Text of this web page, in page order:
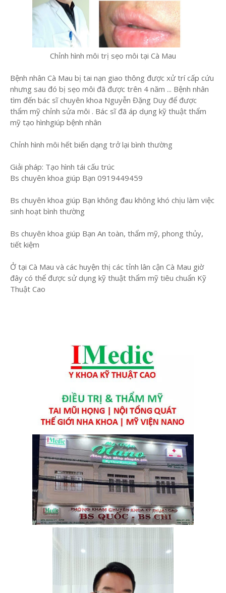
Chỉnh hình môi trị sẹo môi tại Cà Mau
Bệnh nhân Cà Mau bị tai nạn giao thông được xử trí cấp cứu
nhưng sau đó bị sẹo môi đã được trên 4 năm ... Bệnh nhân
tìm đến bác sĩ chuyên khoa Nguyễn Đặng Duy để được
thẩm mỹ chỉnh sửa môi . Bác sĩ đã áp dụng kỹ thuật thẩm
mỹ tạo hìnhgiúp bệnh nhân
Chỉnh hình môi hết biến dạng trở lại bình thường
Giải pháp: Tạo hình tái cấu trúc
Bs chuyên khoa giúp Bạn 0919449459
Bs chuyên khoa giúp Bạn không đau không khó chịu làm việc
sinh hoạt bình thường
Bs chuyên khoa giúp Bạn An toàn, thẩm mỹ, phong thủy,
tiết kiệm
Ở tại Cà Mau và các huyện thị các tỉnh lân cận Cà Mau giờ
đây có thể được sử dụng kỹ thuật thẩm mỹ tiêu chuẩn Kỹ
Thuật Cao